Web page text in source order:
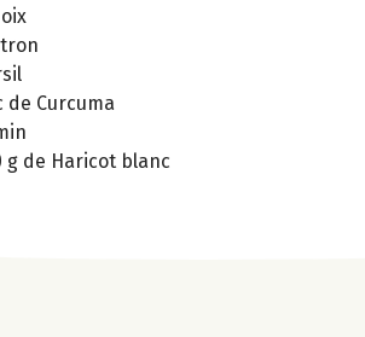
de Curcuma
g de Haricot blanc